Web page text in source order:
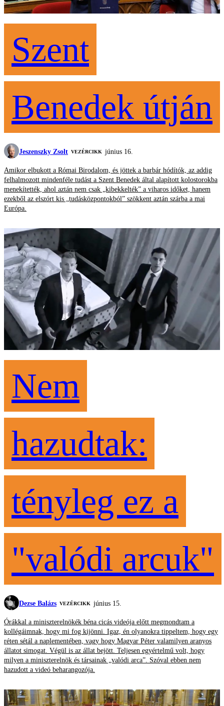
Szent
Benedek útján
Jeszenszky Zsolt VEZÉRCIKK június 16.
Amikor elbukott a Római Birodalom, és jöttek a barbár hódítók, az addig
felhalmozott mindenféle tudást a Szent Benedek által alapított kolostorokba
menekítették, ahol aztán nem csak „kibekkelték” a viharos időket, hanem
ezekből az elszórt kis „tudásközpontokból” szökkent aztán szárba a mai
Európa.
Nem
hazudtak:
tényleg ez a
"valódi arcuk"
Dezse Balázs VEZÉRCIKK június 15.
Órákkal a miniszterelnökék béna cicás videója előtt megmondtam a
kollégáimnak, hogy mi fog kijönni. Igaz, én olyanokra tippeltem, hogy egy
réten sétál a naplementében, vagy hogy Magyar Péter valamilyen aranyos
állatot simogat. Végül is az állat bejött. Teljesen egyértelmű volt, hogy
milyen a miniszterelnök és társainak „valódi arca”. Szóval ebben nem
hazudott a videó beharangozója.